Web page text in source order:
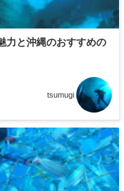
力と沖縄のおすすめの
tsumugi